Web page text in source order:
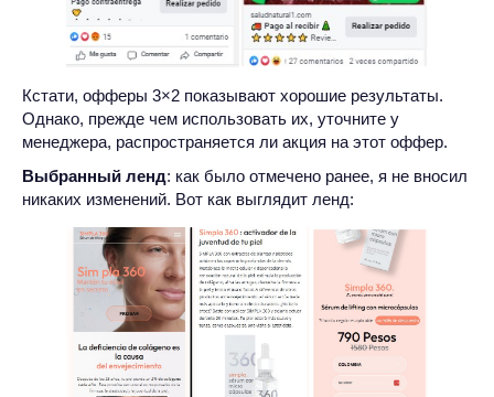
Кстати, офферы 3×2 показывают хорошие результаты.
Однако, прежде чем использовать их, уточните у
менеджера, распространяется ли акция на этот оффер.
Выбранный ленд: как было отмечено ранее, я не вносил
никаких изменений. Вот как выглядит ленд: